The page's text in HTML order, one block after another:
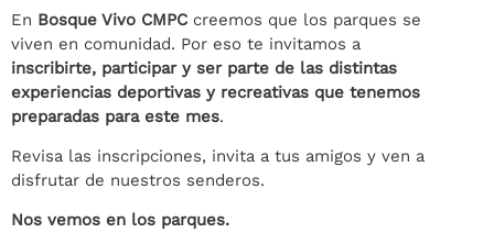
En Bosque Vivo CMPC creemos que los parques se
viven en comunidad. Por eso te invitamos a
inscribirte, participar y ser parte de las distintas
experiencias deportivas y recreativas que tenemos
preparadas para este mes.
Revisa las inscripciones, invita a tus amigos y ven a
disfrutar de nuestros senderos.
Nos vemos en los parques.